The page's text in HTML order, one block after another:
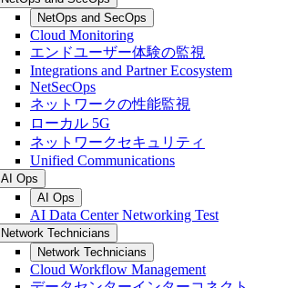
NetOps and SecOps
Cloud Monitoring
エンドユーザー体験の監視
Integrations and Partner Ecosystem
NetSecOps
ネットワークの性能監視
ローカル 5G
ネットワークセキュリティ
Unified Communications
AI Ops
AI Ops
AI Data Center Networking Test
Network Technicians
Network Technicians
Cloud Workflow Management